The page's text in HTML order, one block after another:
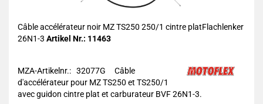
Câble accélérateur noir MZ TS250 250/1 cintre platFlachlenker
26N1-3 Artikel Nr.: 11463
MZA-Artikelnr.: 32077G
Câble
d'accélérateur pour MZ TS250 et TS250/1
avec guidon cintre plat et carburateur BVF 26N1-3.